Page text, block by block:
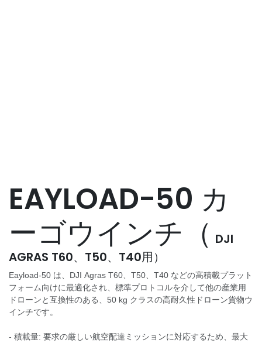
EAYLOAD-50 カ
ーゴウインチ（ DJI
AGRAS T60、T50、T40用）
Eayload-50 は、DJI Agras T60、T50、T40 などの高積載プラット
フォーム向けに最適化され、標準プロトコルを介して他の産業用
ドローンと互換性のある、50 kg クラスの高耐久性ドローン貨物ウ
インチです。
- 積載量: 要求の厳しい航空配達ミッションに対応するため、最大